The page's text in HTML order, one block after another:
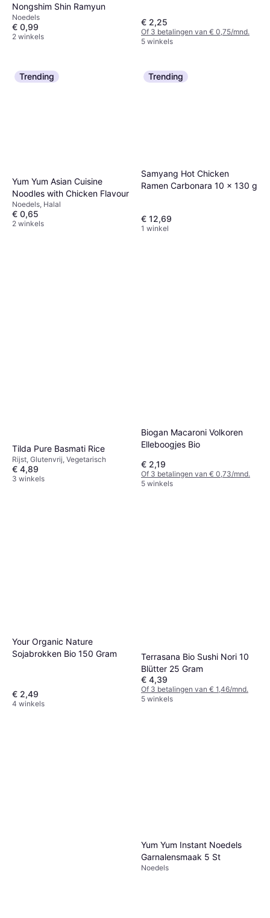
Nongshim Shin Ramyun
Noedels
€ 0,99
2 winkels
€ 2,25
Of 3 betalingen van € 0,75/mnd.
5 winkels
Trending
Yum Yum Asian Cuisine
Noodles with Chicken Flavour
Noedels, Halal
€ 0,65
2 winkels
Trending
Samyang Hot Chicken
Ramen Carbonara 10 x 130 g
€ 12,69
1 winkel
Tilda Pure Basmati Rice
Rijst, Glutenvrij, Vegetarisch
€ 4,89
3 winkels
Biogan Macaroni Volkoren
Elleboogjes Bio
€ 2,19
Of 3 betalingen van € 0,73/mnd.
5 winkels
Your Organic Nature
Sojabrokken Bio 150 Gram
€ 2,49
4 winkels
Terrasana Bio Sushi Nori 10
Blütter 25 Gram
€ 4,39
Of 3 betalingen van € 1,46/mnd.
5 winkels
Yum Yum Instant Noedels
Garnalensmaak 5 St
Noedels